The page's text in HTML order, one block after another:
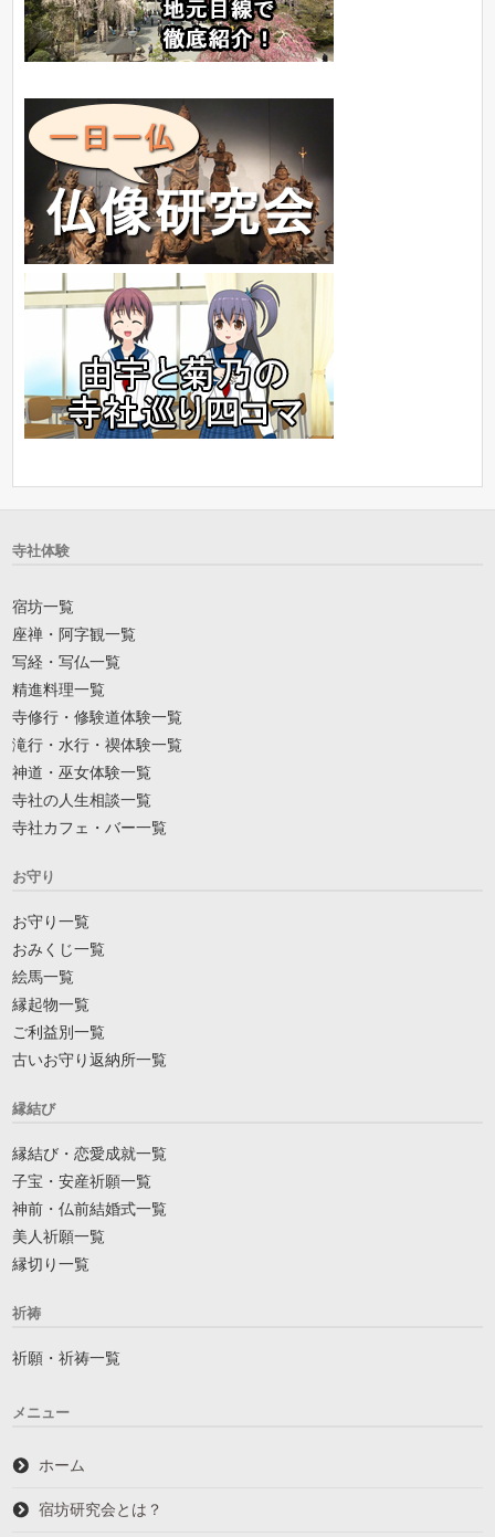
寺社体験
宿坊一覧
座禅・阿字観一覧
写経・写仏一覧
精進料理一覧
寺修行・修験道体験一覧
滝行・水行・禊体験一覧
神道・巫女体験一覧
寺社の人生相談一覧
寺社カフェ・バー一覧
お守り
お守り一覧
おみくじ一覧
絵馬一覧
縁起物一覧
ご利益別一覧
古いお守り返納所一覧
縁結び
縁結び・恋愛成就一覧
子宝・安産祈願一覧
神前・仏前結婚式一覧
美人祈願一覧
縁切り一覧
祈祷
祈願・祈祷一覧
メニュー
ホーム
宿坊研究会とは？